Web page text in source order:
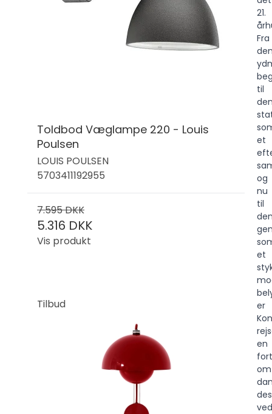
Toldbod Væglampe 220 - Louis
Poulsen
LOUIS POULSEN
5703411192955
7.595 DKK
5.316 DKK
Vis produkt
Tilbud
21.
Fra
til
et
og
nu
til
et
er
en
om